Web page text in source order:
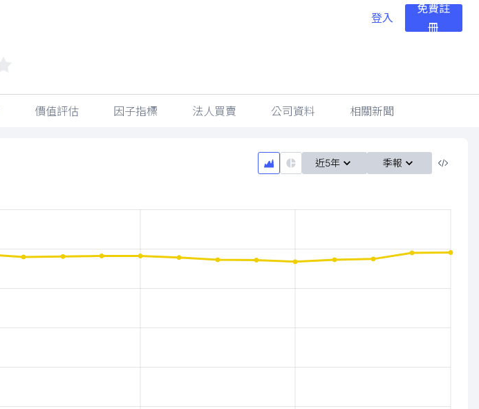
登入
免費註
冊
價值評估 因子指標 法人買賣 公司資料 相關新聞
近5年 季報